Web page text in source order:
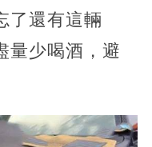
了還有這輛
量少喝酒，避